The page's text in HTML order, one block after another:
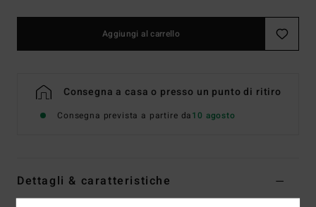
Aggiungi al carrello
Consegna a casa o presso un punto di ritiro
Consegna prevista a partire da10 agosto
Dettagli & caratteristiche